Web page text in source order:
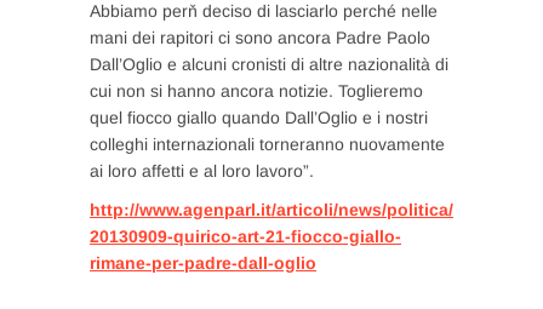
Abbiamo perň deciso di lasciarlo perché nelle
mani dei rapitori ci sono ancora Padre Paolo
Dall’Oglio e alcuni cronisti di altre nazionalità di
cui non si hanno ancora notizie. Toglieremo
quel fiocco giallo quando Dall’Oglio e i nostri
colleghi internazionali torneranno nuovamente
ai loro affetti e al loro lavoro”.
http://www.agenparl.it/articoli/news/politica/
20130909-quirico-art-21-fiocco-giallo-
rimane-per-padre-dall-oglio